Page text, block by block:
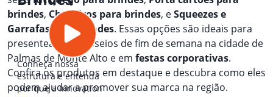
Conheça nossa
estrutura e entenda
por que a Innovation
brindes, Chaveiros para brindes, eSqueezes e
Garrafas para brindes. Essas opções são ideais para
presentear em passeios de fim de semana na cidade de
Palmas de Monte Alto e em festas corporativas.
Confira os produtos em destaque e descubra como eles
podem ajudar a promover sua marca na região.